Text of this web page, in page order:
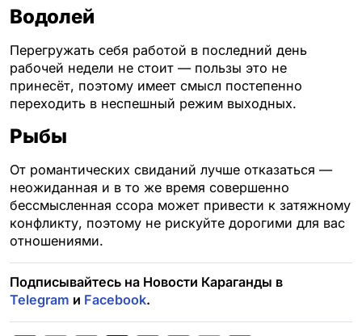
Водолей
Перегружать себя работой в последний день
рабочей недели не стоит — пользы это не
принесёт, поэтому имеет смысл постепенно
переходить в неспешный режим выходных.
Рыбы
От романтических свиданий лучше отказаться —
неожиданная и в то же время совершенно
бессмысленная ссора может привести к затяжному
конфликту, поэтому не рискуйте дорогими для вас
отношениями.
Подписывайтесь на Новости Караганды в
Telegram и Facebook.